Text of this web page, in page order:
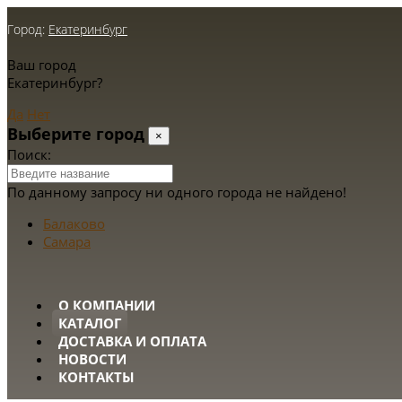
Город: Екатеринбург
Ваш город
Екатеринбург?
Да Нет
Выберите город ×
Поиск:
По данному запросу ни одного города не найдено!
Балаково
Самара
О КОМПАНИИ
КАТАЛОГ
ДОСТАВКА И ОПЛАТА
НОВОСТИ
КОНТАКТЫ